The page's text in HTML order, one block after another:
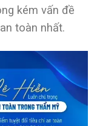
kém vấn đề
toàn nhất.